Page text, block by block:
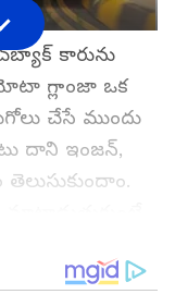
కారును
గ్లాంజా ఒక
చేసే ముందు
దాని ఇంజన్,
వరకు పెరిగే